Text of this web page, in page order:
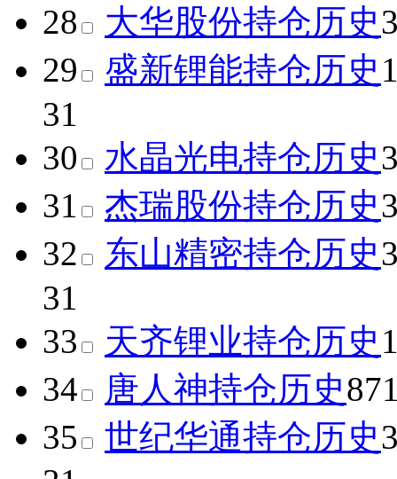
28
大华股份持仓历史
29
盛新锂能持仓历史
31
30
水晶光电持仓历史
31
杰瑞股份持仓历史
32
东山精密持仓历史
31
33
天齐锂业持仓历史
34
唐人神持仓历史
35
世纪华通持仓历史